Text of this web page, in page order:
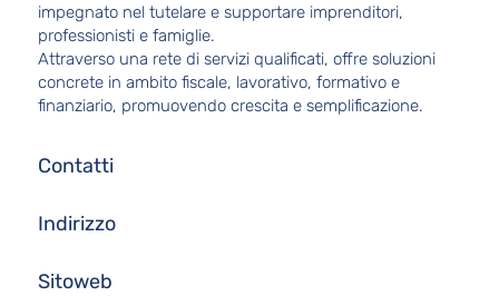
impegnato nel tutelare e supportare imprenditori,
professionisti e famiglie.
Attraverso una rete di servizi qualificati, offre soluzioni
concrete in ambito fiscale, lavorativo, formativo e
finanziario, promuovendo crescita e semplificazione.
Contatti
Indirizzo
Sitoweb